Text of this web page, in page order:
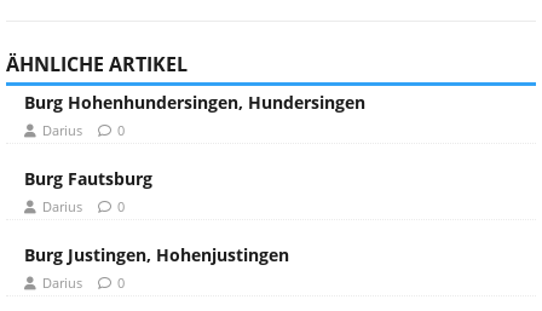
ÄHNLICHE ARTIKEL
Burg Hohenhundersingen, Hundersingen
Darius 0
Burg Fautsburg
Darius 0
Burg Justingen, Hohenjustingen
Darius 0